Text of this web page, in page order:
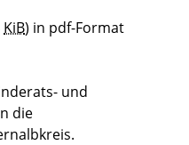
KiB) in pdf-Format
und
die